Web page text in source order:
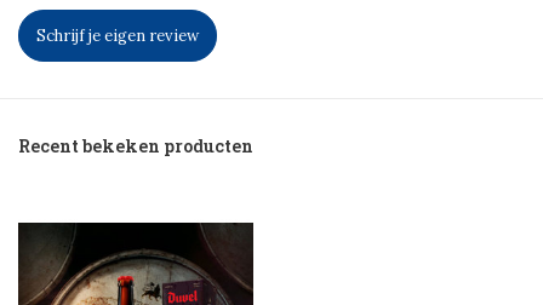
Schrijf je eigen review
Recent bekeken producten